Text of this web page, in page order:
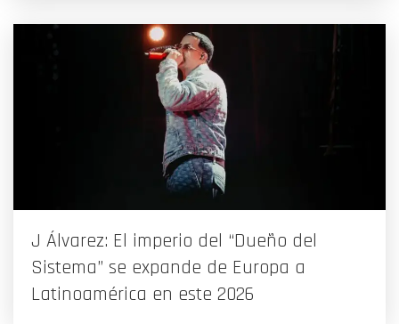
J Álvarez: El imperio del “Dueño del
Sistema” se expande de Europa a
Latinoamérica en este 2026